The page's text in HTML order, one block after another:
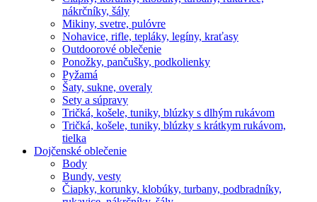
nákrčníky, šály
Mikiny, svetre, pulóvre
Nohavice, rifle, tepláky, legíny, kraťasy
Outdoorové oblečenie
Ponožky, pančušky, podkolienky
Pyžamá
Šaty, sukne, overaly
Sety a súpravy
Tričká, košele, tuniky, blúzky s dlhým rukávom
Tričká, košele, tuniky, blúzky s krátkym rukávom,
tielka
Dojčenské oblečenie
Body
Bundy, vesty
Čiapky, korunky, klobúky, turbany, podbradníky,